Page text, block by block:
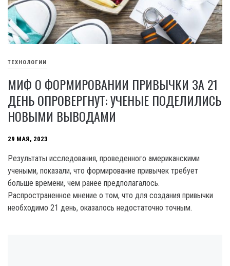
ТЕХНОЛОГИИ
МИФ О ФОРМИРОВАНИИ ПРИВЫЧКИ ЗА 21
ДЕНЬ ОПРОВЕРГНУТ: УЧЕНЫЕ ПОДЕЛИЛИСЬ
НОВЫМИ ВЫВОДАМИ
29 МАЯ, 2023
Результаты исследования, проведенного американскими
учеными, показали, что формирование привычек требует
больше времени, чем ранее предполагалось.
Распространенное мнение о том, что для создания привычки
необходимо 21 день, оказалось недостаточно точным.